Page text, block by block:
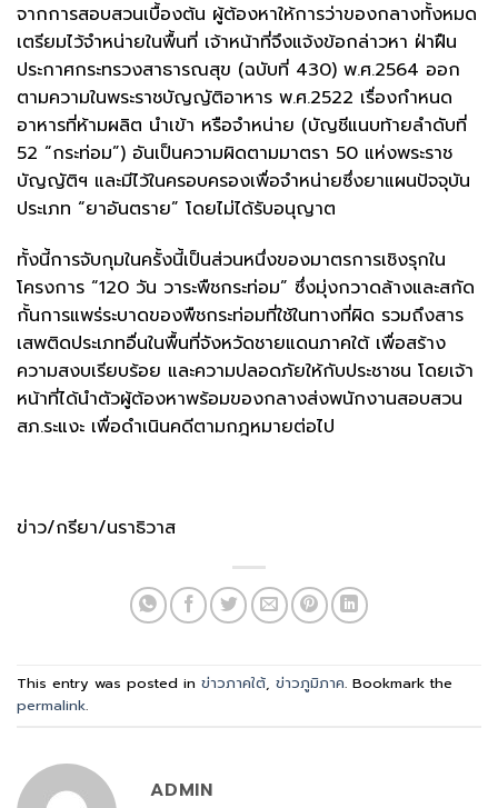
จากการสอบสวนเบื้องต้น ผู้ต้องหาให้การว่าของกลางทั้งหมด
เตรียมไว้จำหน่ายในพื้นที่ เจ้าหน้าที่จึงแจ้งข้อกล่าวหา ฝ่าฝืน
ประกาศกระทรวงสาธารณสุข (ฉบับที่ 430) พ.ศ.2564 ออก
ตามความในพระราชบัญญัติอาหาร พ.ศ.2522 เรื่องกำหนด
อาหารที่ห้ามผลิต นำเข้า หรือจำหน่าย (บัญชีแนบท้ายลำดับที่
52 “กระท่อม”) อันเป็นความผิดตามมาตรา 50 แห่งพระราช
บัญญัติฯ และมีไว้ในครอบครองเพื่อจำหน่ายซึ่งยาแผนปัจจุบัน
ประเภท “ยาอันตราย” โดยไม่ได้รับอนุญาต
ทั้งนี้การจับกุมในครั้งนี้เป็นส่วนหนึ่งของมาตรการเชิงรุกใน
โครงการ “120 วัน วาระพืชกระท่อม” ซึ่งมุ่งกวาดล้างและสกัด
กั้นการแพร่ระบาดของพืชกระท่อมที่ใช้ในทางที่ผิด รวมถึงสาร
เสพติดประเภทอื่นในพื้นที่จังหวัดชายแดนภาคใต้ เพื่อสร้าง
ความสงบเรียบร้อย และความปลอดภัยให้กับประชาชน โดยเจ้า
หน้าที่ได้นำตัวผู้ต้องหาพร้อมของกลางส่งพนักงานสอบสวน
สภ.ระแงะ เพื่อดำเนินคดีตามกฎหมายต่อไป
ข่าว/กรียา/นราธิวาส
This entry was posted in ข่าวภาคใต้, ข่าวภูมิภาค. Bookmark the
permalink.
ADMIN